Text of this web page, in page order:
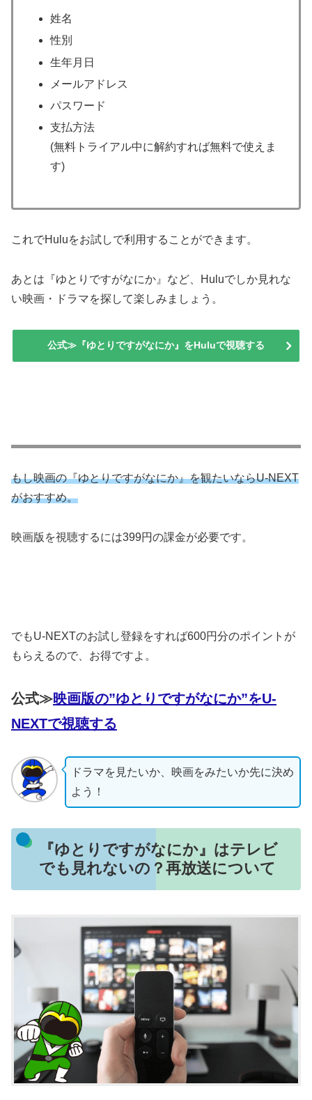
姓名
性別
生年月日
メールアドレス
パスワード
支払方法
(無料トライアル中に解約すれば無料で使えま
す)
これでHuluをお試しで利用することができます。
あとは『ゆとりですがなにか』など、Huluでしか見れな
い映画・ドラマを探して楽しみましょう。
公式≫『ゆとりですがなにか』をHuluで視聴する
もし映画の『ゆとりですがなにか』を観たいならU-NEXT
がおすすめ。
映画版を視聴するには399円の課金が必要です。
でもU-NEXTのお試し登録をすれば600円分のポイントが
もらえるので、お得ですよ。
公式≫映画版の”ゆとりですがなにか”をU-
NEXTで視聴する
ドラマを見たいか、映画をみたいか先に決め
よう！
『ゆとりですがなにか』はテレビ
でも見れないの？再放送について